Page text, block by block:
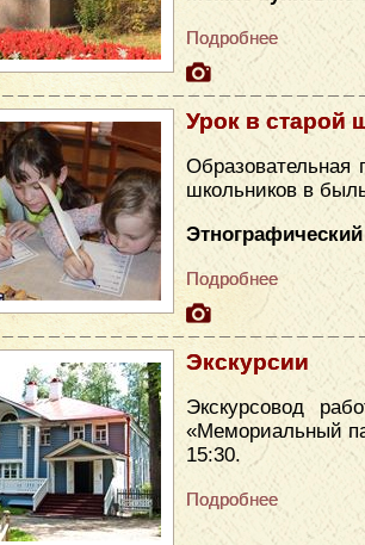
Подробнее
Урок в старой
школьников в
Подробнее
Экскурсии
Экскурсовод
«Мемориальный
15:30.
Подробнее